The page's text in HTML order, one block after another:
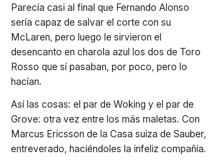
Parecía casi al final que Fernando Alonso
sería capaz de salvar el corte con su
McLaren, pero luego le sirvieron el
desencanto en charola azul los dos de Toro
Rosso que sí pasaban, por poco, pero lo
hacían.
Así las cosas: el par de Woking y el par de
Grove: otra vez entre los más maletas. Con
Marcus Ericsson de la Casa suiza de Sauber,
entreverado, haciéndoles la infeliz compañía.